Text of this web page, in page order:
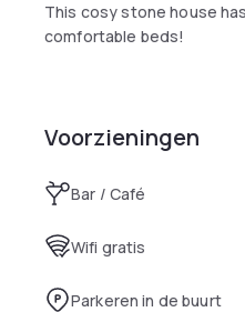
This cosy stone house has
comfortable beds!
Voorzieningen
Bar / Café
Wifi gratis
Parkeren in de buurt